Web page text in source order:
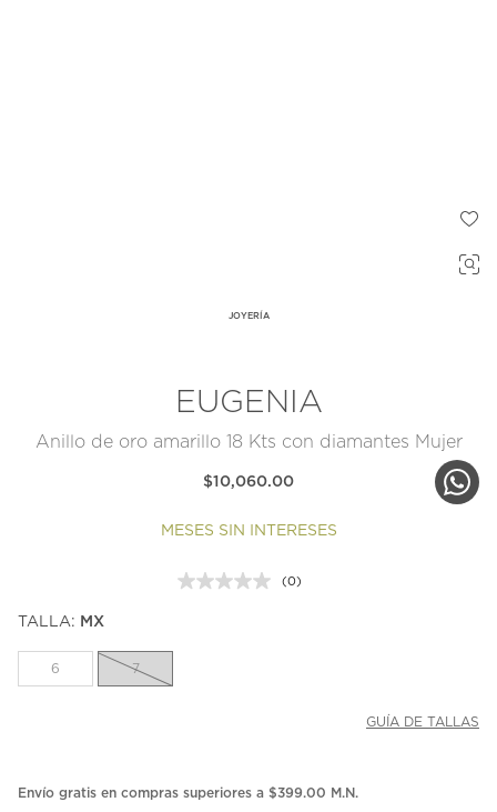
JOYERÍA
EUGENIA
Anillo de oro amarillo 18 Kts con diamantes Mujer
$10,060.00
MESES SIN INTERESES
Sin
(0)
TALLA: MX
6 7
GUÍA DE TALLAS
Envío gratis en compras superiores a $399.00 M.N.